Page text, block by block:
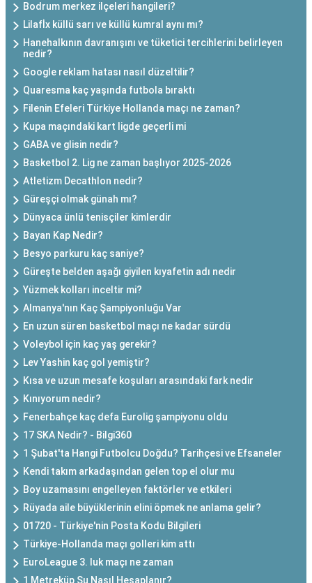
Bodrum merkez ilçeleri hangileri?
Lilafİx küllü sarı ve küllü kumral aynı mı?
Hanehalkının davranışını ve tüketici tercihlerini belirleyen
nedir?
Google reklam hatası nasıl düzeltilir?
Quaresma kaç yaşında futbola bıraktı
Filenin Efeleri Türkiye Hollanda maçı ne zaman?
Kupa maçındaki kart ligde geçerli mi
GABA ve glisin nedir?
Basketbol 2. Lig ne zaman başlıyor 2025-2026
Atletizm Decathlon nedir?
Güreşçi olmak günah mı?
Dünyaca ünlü tenisçiler kimlerdir
Bayan Kap Nedir?
Besyo parkuru kaç saniye?
Güreşte belden aşağı giyilen kıyafetin adı nedir
Yüzmek kolları inceltir mi?
Almanya'nın Kaç Şampiyonluğu Var
En uzun süren basketbol maçı ne kadar sürdü
Voleybol için kaç yaş gerekir?
Lev Yashin kaç gol yemiştir?
Kısa ve uzun mesafe koşuları arasındaki fark nedir
Kınıyorum nedir?
Fenerbahçe kaç defa Eurolig şampiyonu oldu
17 SKA Nedir? - Bilgi360
1 Şubat'ta Hangi Futbolcu Doğdu? Tarihçesi ve Efsaneler
Kendi takım arkadaşından gelen top el olur mu
Boy uzamasını engelleyen faktörler ve etkileri
Rüyada aile büyüklerinin elini öpmek ne anlama gelir?
01720 - Türkiye'nin Posta Kodu Bilgileri
Türkiye-Hollanda maçı golleri kim attı
EuroLeague 3. luk maçı ne zaman
1 Metreküp Su Nasıl Hesaplanır?